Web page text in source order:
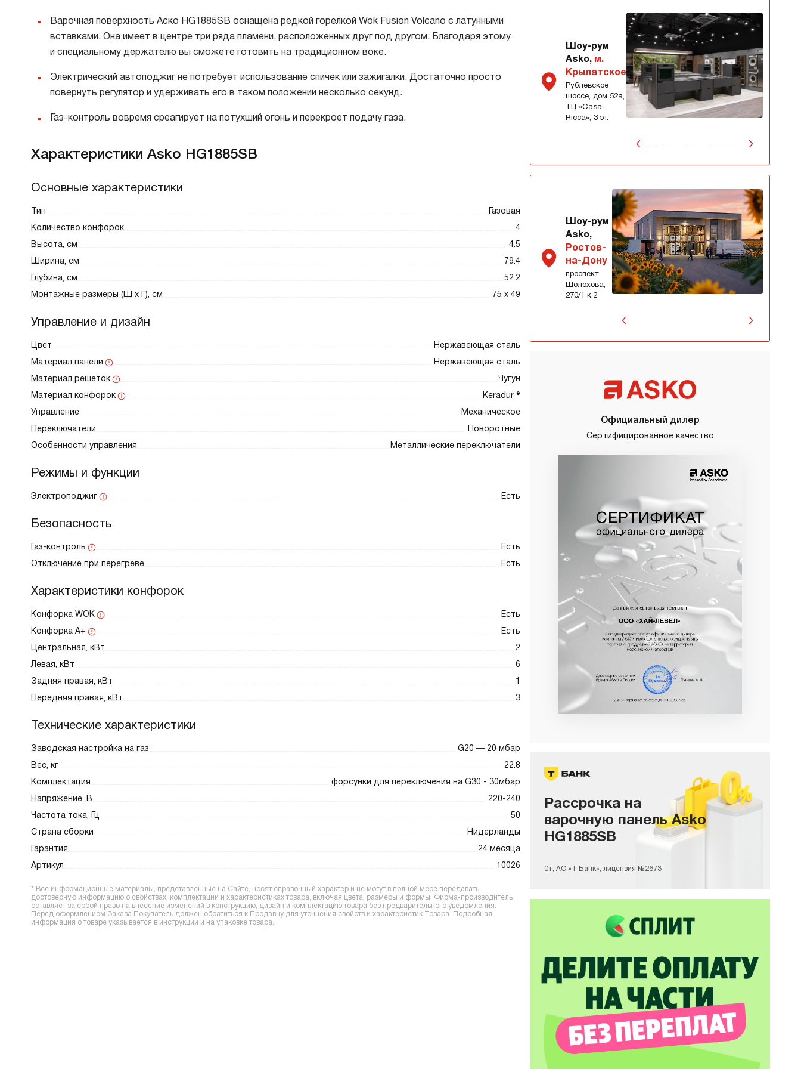
Варочная поверхность Аско HG1885SB оснащена редкой горелкой Wok Fusion Volcano с латунными
вставками. Она имеет в центре три ряда пламени, расположенных друг под другом. Благодаря этому
и специальному держателю вы сможете готовить на традиционном воке.
Электрический автоподжиг не потребует использование спичек или зажигалки. Достаточно просто
повернуть регулятор и удерживать его в таком положении несколько секунд.
Газ-контроль вовремя среагирует на потухший огонь и перекроет подачу газа.
Характеристики Asko HG1885SB
Основные характеристики
Тип Газовая
Количество конфорок 4
Высота, см 4.5
Ширина, см 79.4
Глубина, см 52.2
Монтажные размеры (Ш х Г), см 75 х 49
Управление и дизайн
Цвет Нержавеющая сталь
Материал панели Нержавеющая сталь
Материал решеток Чугун
Материал конфорок Keradur ®
Управление Механическое
Переключатели Поворотные
Особенности управления Металлические переключатели
Режимы и функции
Электроподжиг Есть
Безопасность
Газ-контроль Есть
Отключение при перегреве Есть
Характеристики конфорок
Конфорка WOK Есть
Конфорка A+ Есть
Центральная, кВт 2
Левая, кВт 6
Задняя правая, кВт 1
Передняя правая, кВт 3
Технические характеристики
Заводская настройка на газ G20 — 20 мбар
Вес, кг 22.8
Комплектация форсунки для переключения на G30 - 30мбар
Напряжение, В 220-240
Частота тока, Гц 50
Страна сборки Нидерланды
Гарантия 24 месяца
Артикул 10026
* Все информационные материалы, представленные на Сайте, носят справочный характер и не могут в полной мере передавать
достоверную информацию о свойствах, комплектации и характеристиках товара, включая цвета, размеры и формы. Фирма-производитель
оставляет за собой право на внесение изменений в конструкцию, дизайн и комплектацию товара без предварительного уведомления.
Перед оформлением Заказа Покупатель должен обратиться к Продавцу для уточнения свойств и характеристик Товара. Подробная
информация о товаре указывается в инструкции и на упаковке товара.
Шоу-рум
Asko, м.
Крылатское
Рублевское
шоссе, дом 52а,
ТЦ «Сasa
Ricca», 3 эт.
Шоу-рум
Asko,
Ростов-
на-Дону
проспект
Шолохова,
270/1 к.2
Официальный дилер
Сертифицированное качество
Рассрочка на
варочную панель Asko
HG1885SB
0+, АО «Т-Банк», лицензия №2673